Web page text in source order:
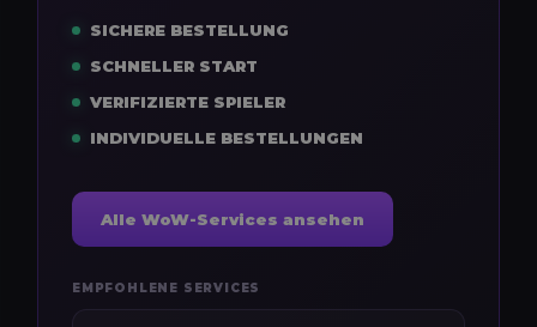
SICHERE BESTELLUNG
SCHNELLER START
VERIFIZIERTE SPIELER
INDIVIDUELLE BESTELLUNGEN
Alle WoW-Services ansehen
EMPFOHLENE SERVICES